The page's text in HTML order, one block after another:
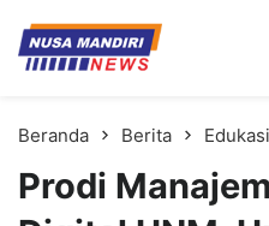
Kampus Digital
Universitas Nusa Mandiri
Beranda Berita Edukasi
Prodi